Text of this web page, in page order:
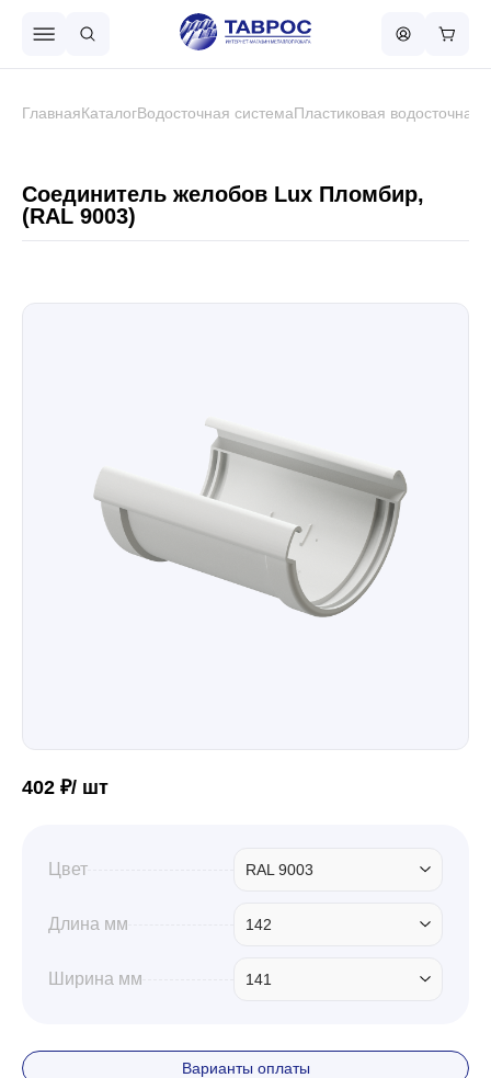
Металлочерепица
Сваи винтовые
Забор
Профили для гипсокартона
Другие товары
ГлавнаяКаталогВодосточная системаПластиковая водосточная
Соединитель желобов Lux Пломбир,
(RAL 9003)
402 ₽/ шт
Цвет RAL 9003
Длина мм 142
Ширина мм 141
Варианты оплаты